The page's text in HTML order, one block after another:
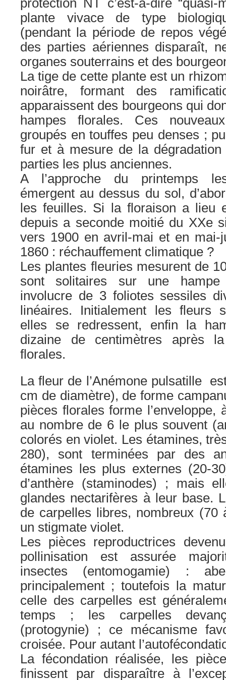
protection NT c’est-à-dire “quasi-
plante vivace de type
(pendant la période de repos
des parties aériennes disparaît,
organes souterrains et des
La tige de cette plante est un
noirâtre, formant des
apparaissent des bourgeons qui
hampes florales. Ces
groupés en touffes peu denses ;
fur et à mesure de la
parties les plus anciennes.
A l’approche du printemps
émergent au dessus du sol,
les feuilles. Si la floraison a lieu
depuis a seconde moitié du XXe
vers 1900 en avril-mai et en mai-
1860 : réchauffement climatique ?
Les plantes fleuries mesurent de
sont solitaires sur une
involucre de 3 foliotes sessiles
linéaires. Initialement les fleurs
elles se redressent, enfin la
dizaine de centimètres après
florales.
La fleur de l’Anémone pulsatille
cm de diamètre), de forme
pièces florales forme l’enveloppe,
au nombre de 6 le plus souvent
colorés en violet. Les étamines,
280), sont terminées par des
étamines les plus externes (20-
d’anthère (staminodes) ; mais
glandes nectarifères à leur base.
de carpelles libres, nombreux (70
un stigmate violet.
Les pièces reproductrices
pollinisation est assurée
insectes (entomogamie) :
principalement ; toutefois la
celle des carpelles est
temps ; les carpelles
(protogynie) ; ce mécanisme
croisée. Pour autant
La fécondation réalisée, les
finissent par disparaître à